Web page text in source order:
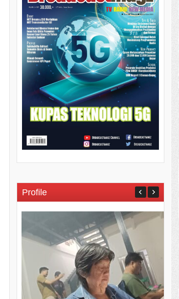
Profile